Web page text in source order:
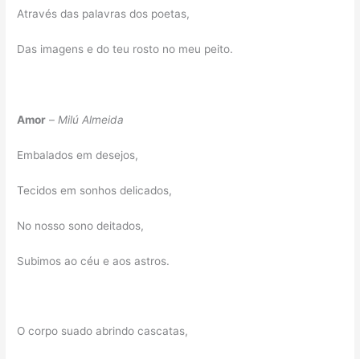
Através das palavras dos poetas,
Das imagens e do teu rosto no meu peito.
Amor – Milú Almeida
Embalados em desejos,
Tecidos em sonhos delicados,
No nosso sono deitados,
Subimos ao céu e aos astros.
O corpo suado abrindo cascatas,